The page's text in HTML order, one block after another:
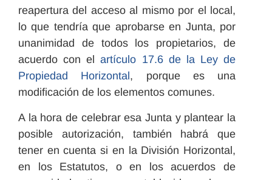
reapertura del acceso al mismo por el local,
lo que tendría que aprobarse en Junta, por
unanimidad de todos los propietarios, de
acuerdo con elartículo 17.6 de la Ley de
Propiedad Horizontal , porque es una
modificación de los elementos comunes.
A la hora de celebrar esa Junta y plantear la
posible autorización, también habrá que
tener en cuenta si en la División Horizontal,
en los Estatutos, o en los acuerdos de